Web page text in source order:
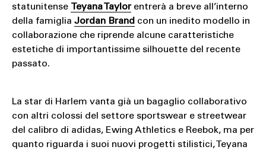
statunitense
Teyana Taylor entrerà a breve all’interno
della famiglia Jordan Brand con un inedito modello in
collaborazione che riprende alcune caratteristiche
estetiche di importantissime silhouette del recente
passato.
La star di Harlem vanta già un bagaglio collaborativo
con altri colossi del settore sportswear e streetwear
del calibro di adidas, Ewing Athletics e Reebok, ma per
quanto riguarda i suoi nuovi progetti stilistici, Teyana